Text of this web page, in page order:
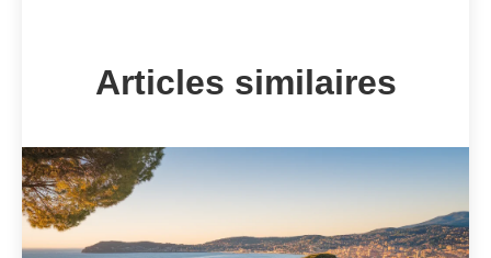
Articles similaires